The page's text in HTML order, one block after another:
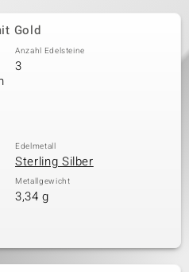
Gold
Anzahl Edelsteine
3
Edelmetall
Sterling Silber
Metallgewicht
3,34 g